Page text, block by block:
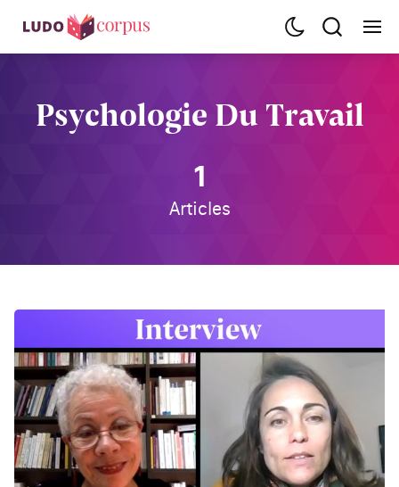
Psychologie Du Travail
1
Articles